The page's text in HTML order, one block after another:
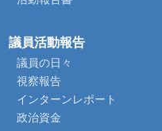
議員活動報告
議員の日々
視察報告
インターンレポート
政治資金